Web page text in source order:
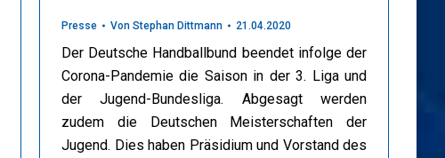
Presse Von Stephan Dittmann 21.04.2020
Der Deutsche Handballbund beendet infolge der
Corona-Pandemie die Saison in der 3. Liga und
der Jugend-Bundesliga. Abgesagt werden
zudem die Deutschen Meisterschaften der
Jugend. Dies haben Präsidium und Vorstand des